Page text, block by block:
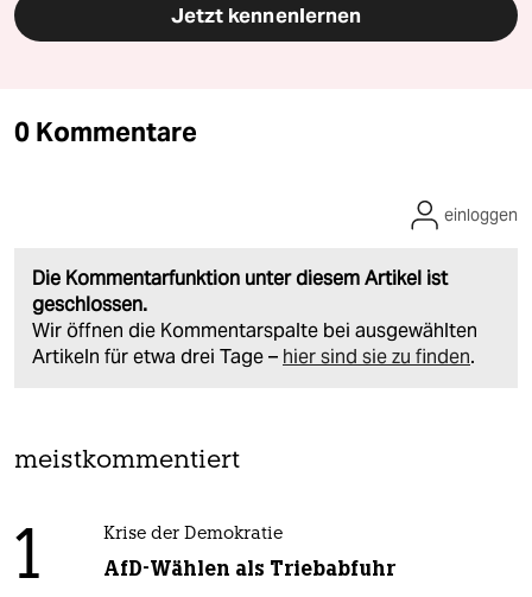
Jetzt kennenlernen
0 Kommentare
Die Kommentarfunktion unter diesem Artikel ist
geschlossen.
Wir öffnen die Kommentarspalte bei ausgewählten
Artikeln für etwa drei Tage – hier sind sie zu finden.
einloggen
meistkommentiert
1 Krise der Demokratie
AfD-Wählen als Triebabfuhr